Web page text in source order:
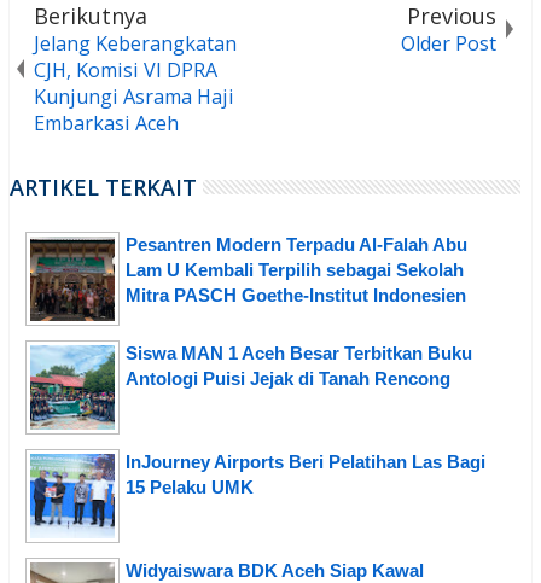
Berikutnya
Jelang Keberangkatan
CJH, Komisi VI DPRA
Kunjungi Asrama Haji
Embarkasi Aceh
Previous
Older Post
ARTIKEL TERKAIT
Pesantren Modern Terpadu Al-Falah Abu
Lam U Kembali Terpilih sebagai Sekolah
Mitra PASCH Goethe-Institut Indonesien
Siswa MAN 1 Aceh Besar Terbitkan Buku
Antologi Puisi Jejak di Tanah Rencong
InJourney Airports Beri Pelatihan Las Bagi
15 Pelaku UMK
Widyaiswara BDK Aceh Siap Kawal